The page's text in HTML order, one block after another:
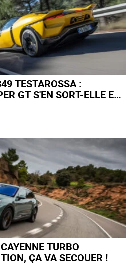
TESTAROSSA :
GT S'EN SORT-ELLE EN
TURBO
ÇA VA SECOUER !